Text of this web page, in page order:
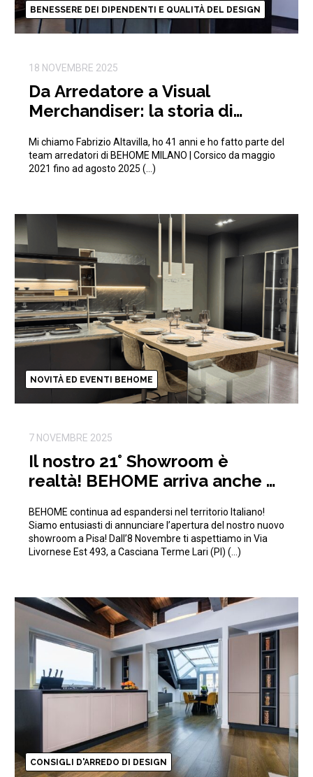
BENESSERE DEI DIPENDENTI E QUALITÀ DEL DESIGN
18 NOVEMBRE 2025
Da Arredatore a Visual
Merchandiser: la storia di
Mi chiamo Fabrizio Altavilla, ho 41 anni e ho fatto parte del
team arredatori di BEHOME MILANO | Corsico da maggio
2021 fino ad agosto 2025 (…)
NOVITÀ ED EVENTI BEHOME
7 NOVEMBRE 2025
Il nostro 21° Showroom è
realtà! BEHOME arriva anche a
BEHOME continua ad espandersi nel territorio Italiano!
Siamo entusiasti di annunciare l’apertura del nostro nuovo
showroom a Pisa! Dall’8 Novembre ti aspettiamo in Via
Livornese Est 493, a Casciana Terme Lari (PI) (…)
CONSIGLI D'ARREDO DI DESIGN